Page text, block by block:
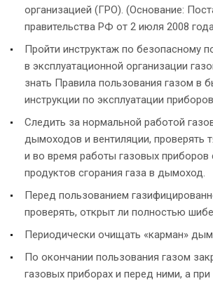
организацией (ГРО). (Основание:
правительства РФ от 2 июля 2008
Пройти инструктаж по безопасному
в эксплуатационной организации
знать Правила пользования газом в
инструкции по эксплуатации
Следить за нормальной работой
дымоходов и вентиляции, проверять
и во время работы газовых приборов
продуктов сгорания газа в дымоход.
Перед пользованием
проверять, открыт ли полностью
Периодически очищать «карман»
По окончании пользования газом
газовых приборах и перед ними, а